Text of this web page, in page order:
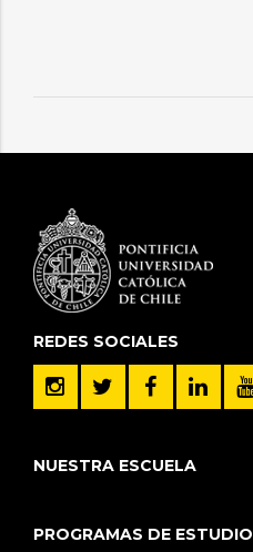
REDES SOCIALES
NUESTRA ESCUELA
PROGRAMAS DE ESTUDIO